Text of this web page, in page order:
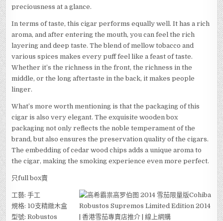
preciousness at a glance.
In terms of taste, this cigar performs equally well. It has a rich
aroma, and after entering the mouth, you can feel the rich
layering and deep taste. The blend of mellow tobacco and
various spices makes every puff feel like a feast of taste.
Whether it’s the richness in the front, the richness in the
middle, or the long aftertaste in the back, it makes people
linger.
What’s more worth mentioning is that the packaging of this
cigar is also very elegant. The exquisite wooden box
packaging not only reflects the noble temperament of the
brand, but also ensures the preservation quality of the cigars.
The embedding of cedar wood chips adds a unique aroma to
the cigar, making the smoking experience even more perfect.
只full box賣
工藝: 手工
規格: 10支精緻木盒
型號: Robustos